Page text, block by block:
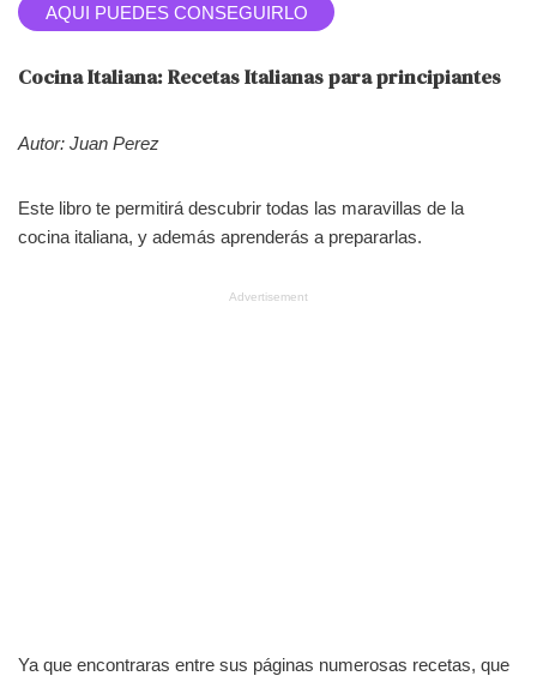
AQUI PUEDES CONSEGUIRLO
Cocina Italiana: Recetas Italianas para principiantes
Autor: Juan Perez
Este libro te permitirá descubrir todas las maravillas de la
cocina italiana, y además aprenderás a prepararlas.
Advertisement
Ya que encontraras entre sus páginas numerosas recetas, que